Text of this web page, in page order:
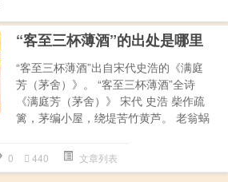
“客至三杯薄酒”的出处是哪里
“客至三杯薄酒”出自宋代史浩的《满庭
芳（茅舍）》。 “客至三杯薄酒”全诗
《满庭芳（茅舍）》 宋代 史浩 柴作疏
篱，茅编小屋，绕堤苦竹黄芦。 老翁蜗
0 440 文章列表